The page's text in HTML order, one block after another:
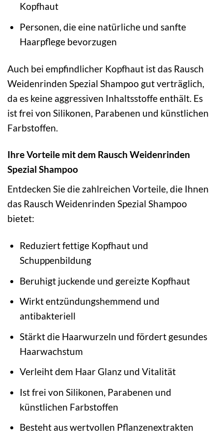
Kopfhaut
Personen, die eine natürliche und sanfte
Haarpflege bevorzugen
Auch bei empfindlicher Kopfhaut ist das Rausch
Weidenrinden Spezial Shampoo gut verträglich,
da es keine aggressiven Inhaltsstoffe enthält. Es
ist frei von Silikonen, Parabenen und künstlichen
Farbstoffen.
Ihre Vorteile mit dem Rausch Weidenrinden
Spezial Shampoo
Entdecken Sie die zahlreichen Vorteile, die Ihnen
das Rausch Weidenrinden Spezial Shampoo
bietet:
Reduziert fettige Kopfhaut und
Schuppenbildung
Beruhigt juckende und gereizte Kopfhaut
Wirkt entzündungshemmend und
antibakteriell
Stärkt die Haarwurzeln und fördert gesundes
Haarwachstum
Verleiht dem Haar Glanz und Vitalität
Ist frei von Silikonen, Parabenen und
künstlichen Farbstoffen
Besteht aus wertvollen Pflanzenextrakten